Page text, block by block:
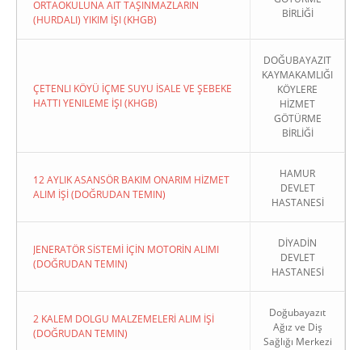
ORTAOKULUNA AIT TAŞINMAZLARIN
(HURDALI) YIKIM İŞI (KHGB)
BİRLİĞİ
ÇETENLI KÖYÜ İÇME SUYU İSALE VE ŞEBEKE
HATTI YENILEME İŞI (KHGB)
DOĞUBAYAZIT
KAYMAKAMLIĞI
KÖYLERE
HİZMET
GÖTÜRME
BİRLİĞİ
12 AYLIK ASANSÖR BAKIM ONARIM HİZMET
ALIM İŞİ (DOĞRUDAN TEMIN)
HAMUR
DEVLET
HASTANESİ
JENERATÖR SİSTEMİ İÇİN MOTORİN ALIMI
(DOĞRUDAN TEMIN)
DİYADİN
DEVLET
HASTANESİ
2 KALEM DOLGU MALZEMELERİ ALIM İŞİ
(DOĞRUDAN TEMIN)
Doğubayazıt
Ağız ve Diş
Sağlığı Merkezi